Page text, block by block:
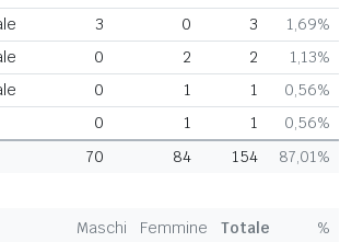
3 0 3
1,69%
0 2 2
1,13%
0 1 1
0,56%
0 1 1
0,56%
70 84 154 87,01%
Maschi Femmine Totale
%